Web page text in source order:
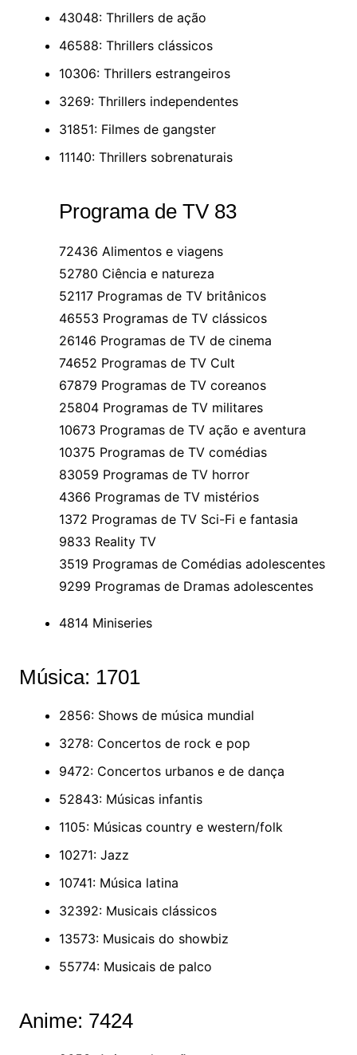
43048: Thrillers de ação
46588: Thrillers clássicos
10306: Thrillers estrangeiros
3269: Thrillers independentes
31851: Filmes de gangster
11140: Thrillers sobrenaturais
Programa de TV 83
72436 Alimentos e viagens
52780 Ciência e natureza
52117 Programas de TV britânicos
46553 Programas de TV clássicos
26146 Programas de TV de cinema
74652 Programas de TV Cult
67879 Programas de TV coreanos
25804 Programas de TV militares
10673 Programas de TV ação e aventura
10375 Programas de TV comédias
83059 Programas de TV horror
4366 Programas de TV mistérios
1372 Programas de TV Sci-Fi e fantasia
9833 Reality TV
3519 Programas de Comédias adolescentes
9299 Programas de Dramas adolescentes
4814 Miniseries
Música: 1701
2856: Shows de música mundial
3278: Concertos de rock e pop
9472: Concertos urbanos e de dança
52843: Músicas infantis
1105: Músicas country e western/folk
10271: Jazz
10741: Música latina
32392: Musicais clássicos
13573: Musicais do showbiz
55774: Musicais de palco
Anime: 7424